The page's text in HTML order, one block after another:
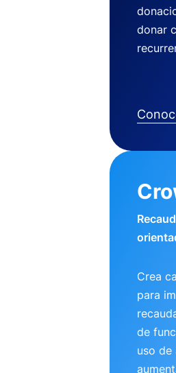
donar
Crea
para
de
uso de